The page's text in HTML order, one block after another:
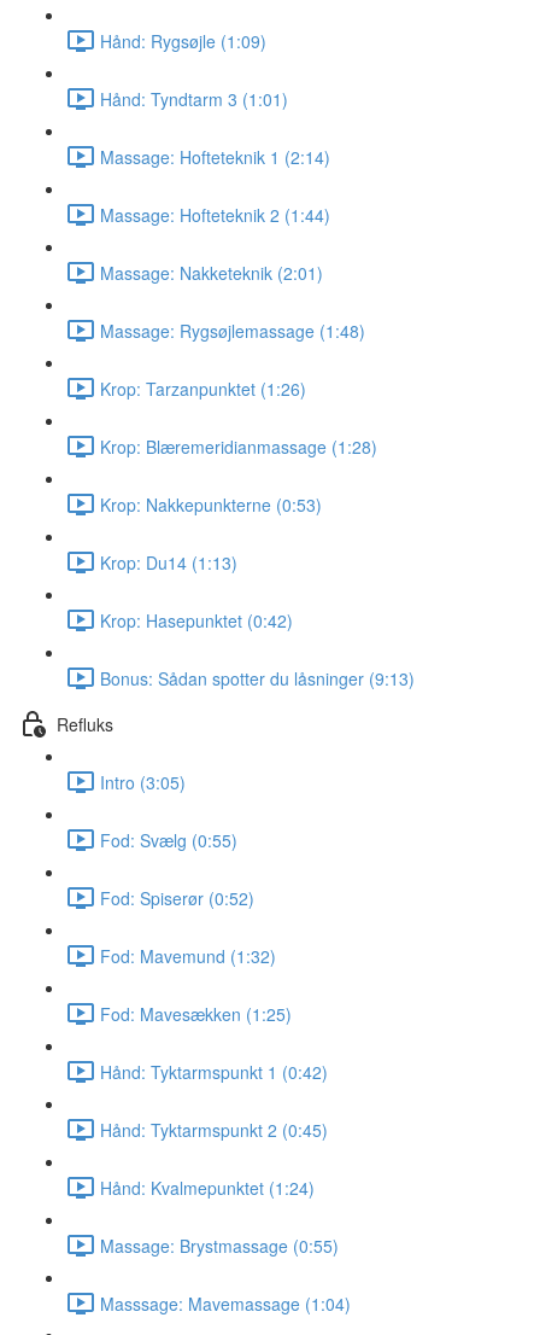
Hånd: Rygsøjle (1:09)
Hånd: Tyndtarm 3 (1:01)
Massage: Hofteteknik 1 (2:14)
Massage: Hofteteknik 2 (1:44)
Massage: Nakketeknik (2:01)
Massage: Rygsøjlemassage (1:48)
Krop: Tarzanpunktet (1:26)
Krop: Blæremeridianmassage (1:28)
Krop: Nakkepunkterne (0:53)
Krop: Du14 (1:13)
Krop: Hasepunktet (0:42)
Bonus: Sådan spotter du låsninger (9:13)
Refluks
Intro (3:05)
Fod: Svælg (0:55)
Fod: Spiserør (0:52)
Fod: Mavemund (1:32)
Fod: Mavesækken (1:25)
Hånd: Tyktarmspunkt 1 (0:42)
Hånd: Tyktarmspunkt 2 (0:45)
Hånd: Kvalmepunktet (1:24)
Massage: Brystmassage (0:55)
Masssage: Mavemassage (1:04)